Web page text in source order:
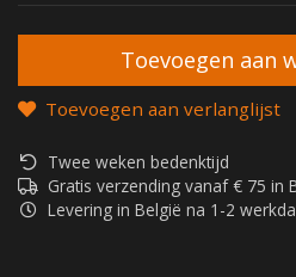
Toevoegen aan verlanglijst
Twee weken bedenktijd
Gratis verzending vanaf € 75 in
Levering in België na 1-2